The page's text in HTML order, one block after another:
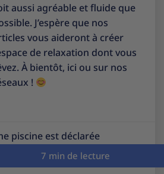
aussi agréable et fluide que
J’espère que nos
vous aideront à créer
de relaxation dont vous
À bientôt, ici ou sur nos
!
piscine est déclarée